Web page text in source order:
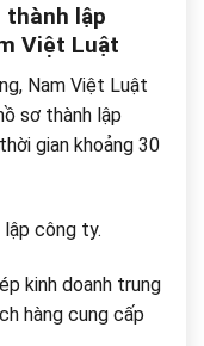
lập
Việt Luật
Nam Việt Luật
sơ thành lập
gian khoảng 30
công ty.
kinh doanh trung
hàng cung cấp